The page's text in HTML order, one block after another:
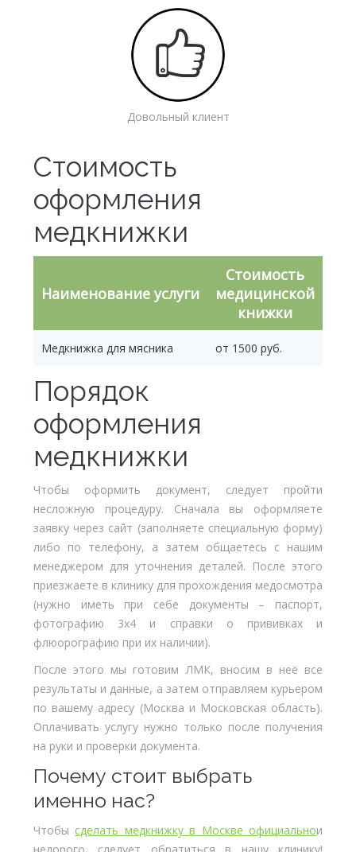
Довольный клиент
Стоимость
оформления
медкнижки
Наименование услуги
Стоимость
медицинской
книжки
Медкнижка для мясника от 1500 руб.
Порядок
оформления
медкнижки
Чтобы оформить документ, следует пройти
несложную процедуру. Сначала вы оформляете
заявку через сайт (заполняете специальную форму)
либо по телефону, а затем общаетесь с нашим
менеджером для уточнения деталей. После этого
приезжаете в клинику для прохождения медосмотра
(нужно иметь при себе документы – паспорт,
фотографию 3х4 и справки о прививках и
флюорографию при их наличии).
После этого мы готовим ЛМК, вносим в неё все
результаты и данные, а затем отправляем курьером
по вашему адресу (Москва и Московская область).
Оплачивать услугу нужно только после получения
на руки и проверки документа.
Почему стоит выбрать
именно нас?
Чтобысделать медкнижку в Москве официальнои